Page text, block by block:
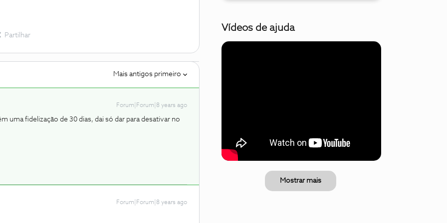
Partilhar
Mais antigos primeiro
Forum|Forum|8 years ago
uma fidelização de 30 dias, dai só dar para desativar no
Forum|Forum|8 years ago
Vídeos de ajuda
Mostrar mais